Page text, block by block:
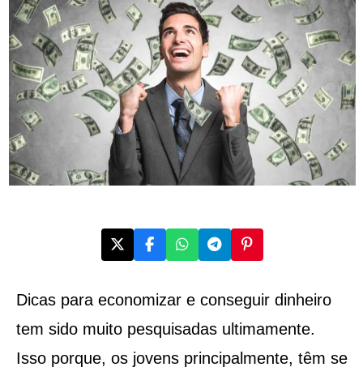
Dicas para economizar e conseguir dinheiro
tem sido muito pesquisadas ultimamente.
Isso porque, os jovens principalmente, têm se